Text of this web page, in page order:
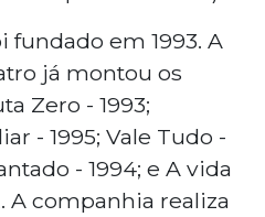
fundado em 1993. A
já montou os
Zero - 1993;
- 1995; Vale Tudo -
- 1994; e A vida
A companhia realiza